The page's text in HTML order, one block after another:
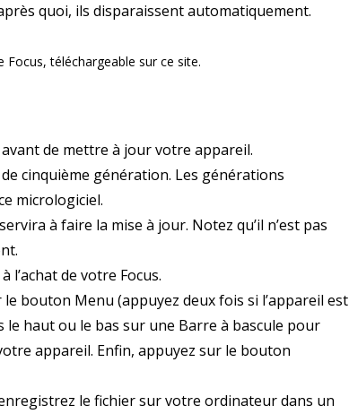
quoi, ils disparaissent automatiquement.
téléchargeable sur ce site.
de mettre à jour votre appareil.
de cinquième génération. Les générations
micrologiciel.
à faire la mise à jour. Notez qu’il n’est pas
l’achat de votre Focus.
bouton Menu (appuyez deux fois si l’appareil est
le haut ou le bas sur une Barre à bascule pour
appareil. Enfin, appuyez sur le bouton
le fichier sur votre ordinateur dans un